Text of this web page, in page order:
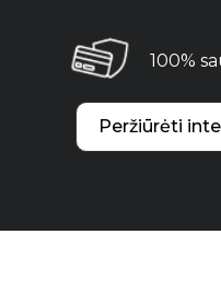
100%
Peržiūrėti